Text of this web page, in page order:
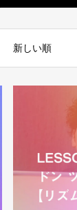
新しい順